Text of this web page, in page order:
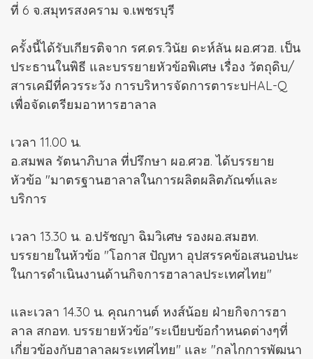
ที่ 6 จ.สมุทรสงคราม จ.เพชรบุรี
ครั้งนี้ได้รับเกียรติจาก รศ.ดร.วินัย ดะห์ลัน ผอ.ศวฮ. เป็น
ประธานในพิธี และบรรยายหัวข้อพิเศษ เรื่อง วัตถุดิบ/
สารเคมีที่ควรระวัง การบริหารจัดการตาระบHAL-Q
เพื่อจัดเตรียมอาหารฮาลาล
เวลา 11.00 น.
อ.สมพล รัตนาภิบาล ที่ปรึกษา ผอ.ศวฮ. ได้บรรยาย
หัวข้อ "มาตรฐานฮาลาลในการผลิตผลิตภัณฑ์และ
บริการ
เวลา 13.30 น. อ.ปรัชญา ฉิมวิเศษ รองผอ.สมฮท.
บรรยายในหัวข้อ "โอกาส ปัญหา อุปสรรคข้อเสนอปนะ
ในการดำเนินงานด้านกิจการฮาลาลประเทศไทย"
และเวลา 14.30 น. คุณกานต์ หงส์น้อย ฝ่ายกิจการฮา
ลาล สกอท. บรรยายหัวข้อ"ระเบียบข้อกำหนดต่างๆที่
เกี่ยวข้องกับฮาลาลผระเทศไทย" และ "กลไกการพัฒนา